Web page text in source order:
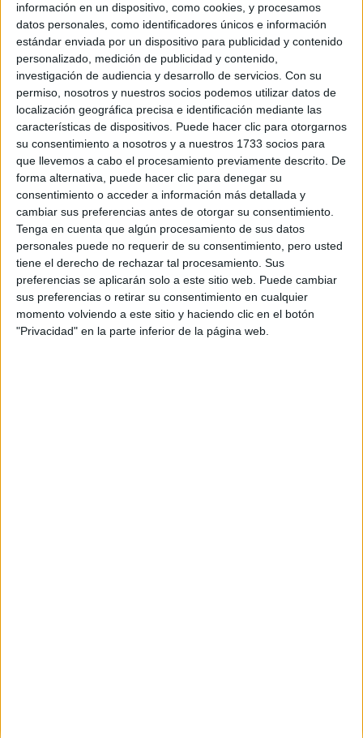
información en un dispositivo, como cookies, y procesamos
datos personales, como identificadores únicos e información
estándar enviada por un dispositivo para publicidad y contenido
personalizado, medición de publicidad y contenido,
investigación de audiencia y desarrollo de servicios. Con su
permiso, nosotros y nuestros socios podemos utilizar datos de
localización geográfica precisa e identificación mediante las
características de dispositivos. Puede hacer clic para otorgarnos
su consentimiento a nosotros y a nuestros 1733 socios para
que llevemos a cabo el procesamiento previamente descrito. De
forma alternativa, puede hacer clic para denegar su
consentimiento o acceder a información más detallada y
cambiar sus preferencias antes de otorgar su consentimiento.
Tenga en cuenta que algún procesamiento de sus datos
personales puede no requerir de su consentimiento, pero usted
tiene el derecho de rechazar tal procesamiento. Sus
preferencias se aplicarán solo a este sitio web. Puede cambiar
sus preferencias o retirar su consentimiento en cualquier
momento volviendo a este sitio y haciendo clic en el botón
"Privacidad" en la parte inferior de la página web.
Sobre ti
Soy:*
Chico
Chica
¿En qué año terminas (o terminaste) bachillerato o FP?
Soy estudiante de:*
Términos y Condiciones de Uso
Aceptolos Términos y Condicionesde uso*